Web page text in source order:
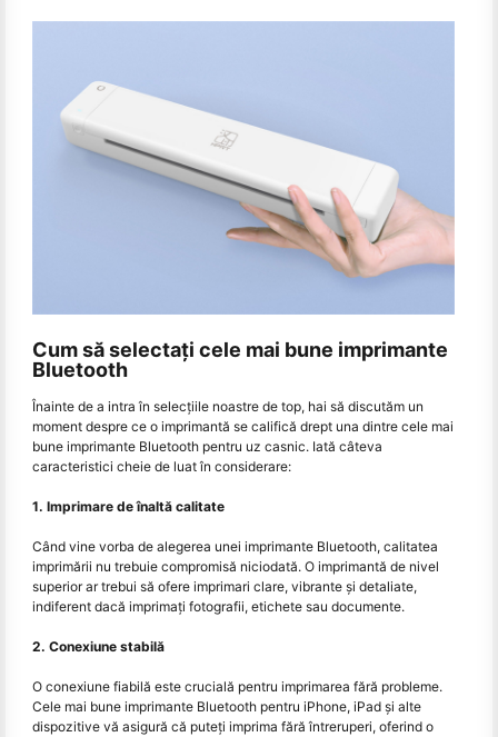
Cum să selectați cele mai bune imprimante
Bluetooth
Înainte de a intra în selecțiile noastre de top, hai să discutăm un
moment despre ce o imprimantă se califică drept una dintre cele mai
bune imprimante Bluetooth pentru uz casnic. Iată câteva
caracteristici cheie de luat în considerare:
1. Imprimare de înaltă calitate
Când vine vorba de alegerea unei imprimante Bluetooth, calitatea
imprimării nu trebuie compromisă niciodată. O imprimantă de nivel
superior ar trebui să ofere imprimari clare, vibrante și detaliate,
indiferent dacă imprimați fotografii, etichete sau documente.
2. Conexiune stabilă
O conexiune fiabilă este crucială pentru imprimarea fără probleme.
Cele mai bune imprimante Bluetooth pentru iPhone, iPad și alte
dispozitive vă asigură că puteți imprima fără întreruperi, oferind o